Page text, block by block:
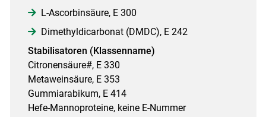
L-Ascorbinsäure, E 300
Dimethyldicarbonat (DMDC), E 242
Stabilisatoren (Klassenname)
Citronensäure#, E 330
Metaweinsäure, E 353
Gummiarabikum, E 414
Hefe-Mannoproteine, keine E-Nummer